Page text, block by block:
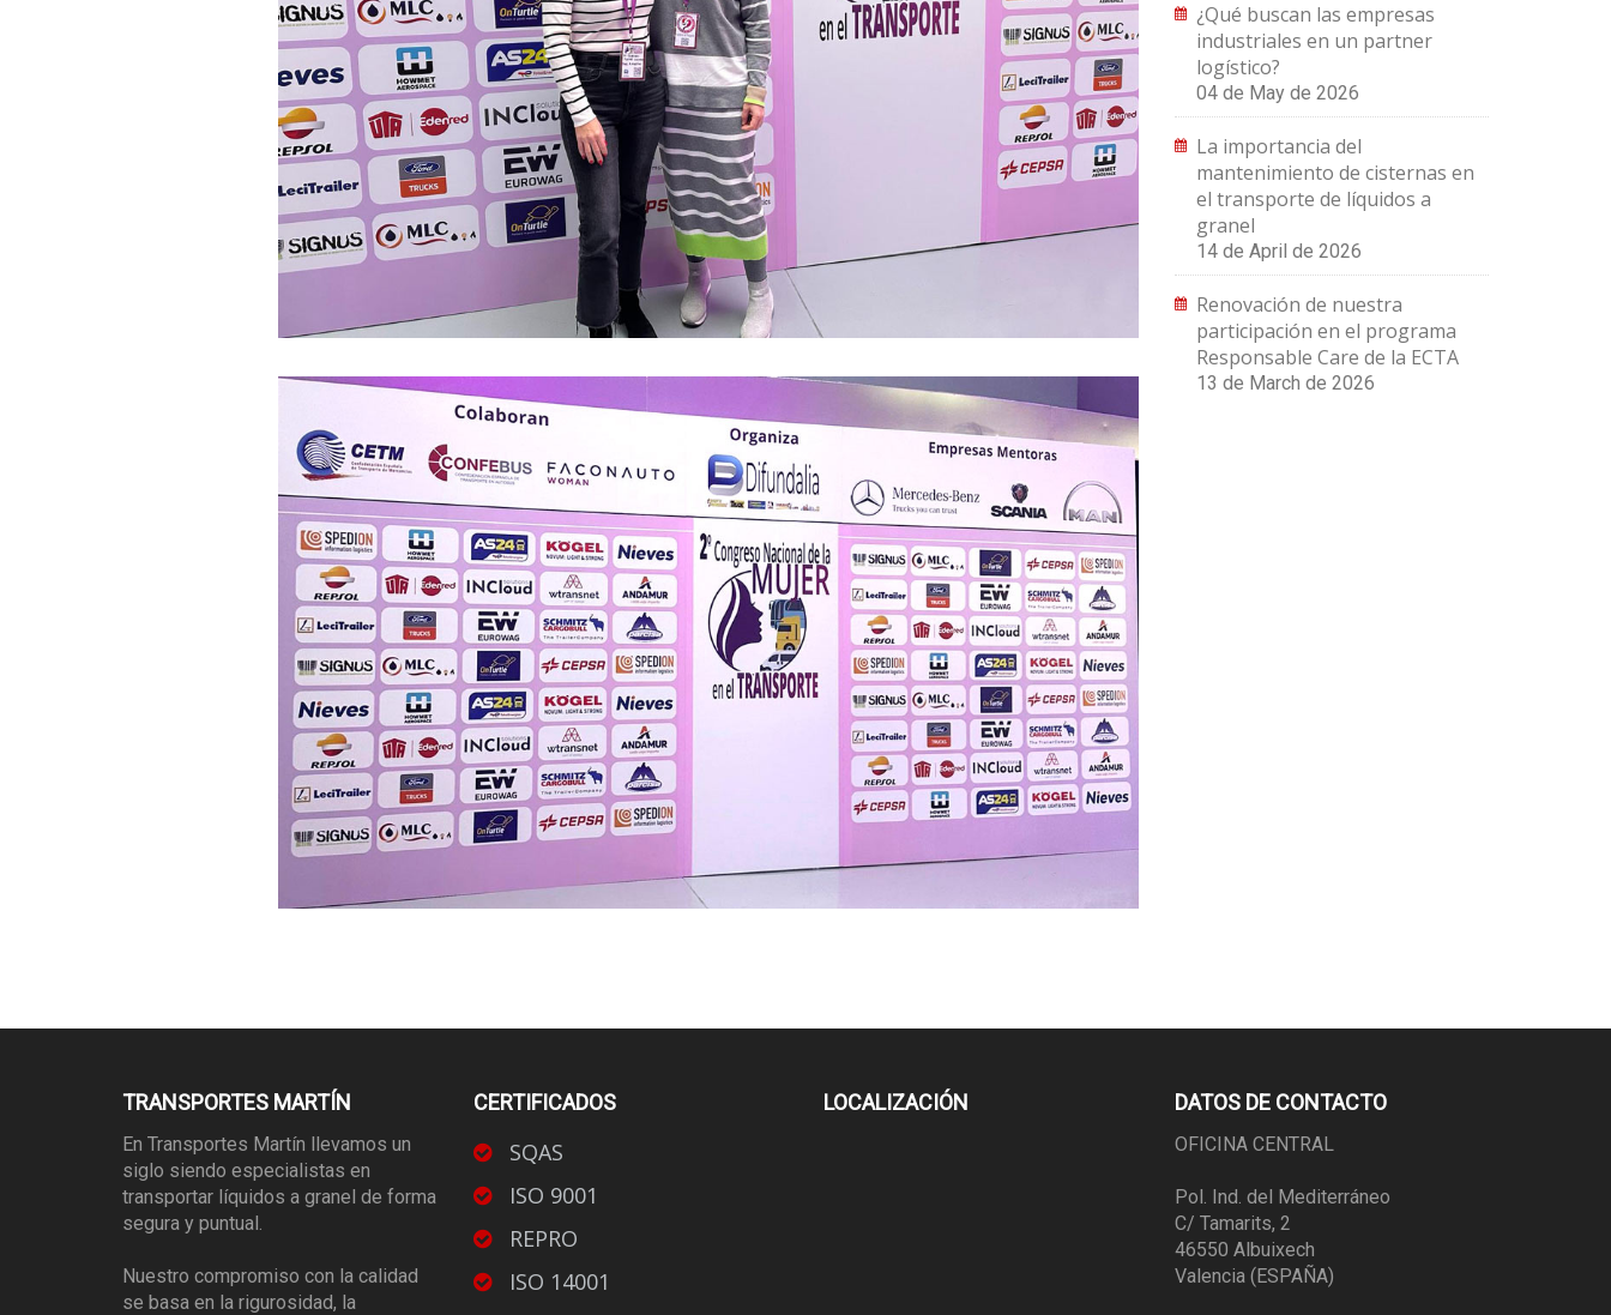
¿Qué buscan las empresas
industriales en un partner
logístico?
04 de May de 2026
La importancia del
mantenimiento de cisternas en
el transporte de líquidos a
granel
14 de April de 2026
Renovación de nuestra
participación en el programa
Responsable Care de la ECTA
13 de March de 2026
TRANSPORTES MARTÍN
En Transportes Martín llevamos un
siglo siendo especialistas en
transportar líquidos a granel de forma
segura y puntual.
Nuestro compromiso con la calidad
se basa en la rigurosidad, la
CERTIFICADOS
SQAS
ISO 9001
REPRO
ISO 14001
LOCALIZACIÓN DATOS DE CONTACTO
OFICINA CENTRAL
Pol. Ind. del Mediterráneo
C/ Tamarits, 2
46550 Albuixech
Valencia (ESPAÑA)